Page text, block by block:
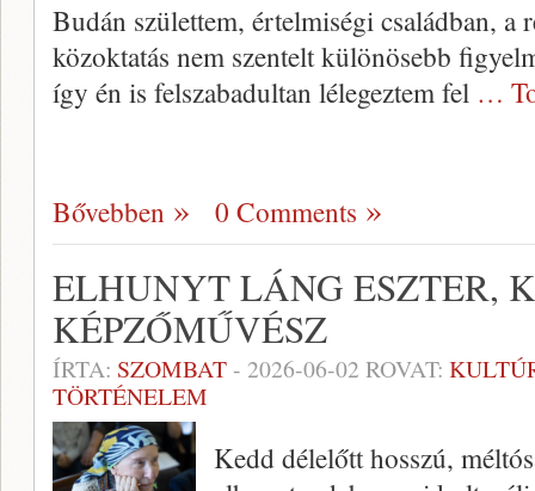
Budán születtem, értelmiségi családban,
közoktatás nem szentelt különösebb
így én is felszabadultan lélegeztem fel …
Bővebben 0 Comments
ELHUNYT LÁNG ESZTER,
KÉPZŐMŰVÉSZ
ÍRTA: SZOMBAT- 2026-06-02 ROVAT:
TÖRTÉNELEM
Kedd délelőtt hosszú,